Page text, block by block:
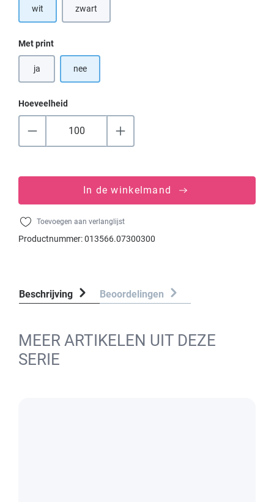
wit zwart(Deze optie is momenteel niet beschikbaar.)
Selecteer
Met print
ja nee
Hoeveelheid
In de winkelmand
Toevoegen aan verlanglijst
Productnummer:013566.07300300
Beschrijving Beoordelingen
MEER ARTIKELEN UIT DEZE
SERIE